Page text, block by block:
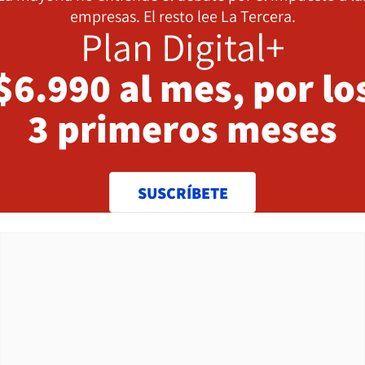
empresas. El resto lee La Tercera.
Plan Digital+
al mes, por
3 primeros meses
SUSCRÍBETE